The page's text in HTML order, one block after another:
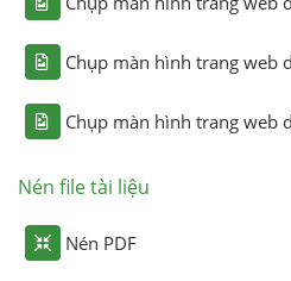
Chụp màn hình trang web
Chụp màn hình trang web
Nén file tài liệu
Nén PDF